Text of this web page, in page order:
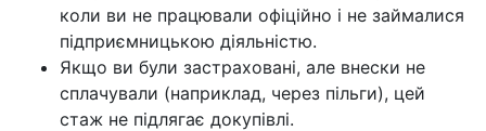
коли ви не працювали офіційно і не займалися
підприємницькою діяльністю.
Якщо ви були застраховані, але внески не
сплачували (наприклад, через пільги), цей
стаж не підлягає докупівлі.